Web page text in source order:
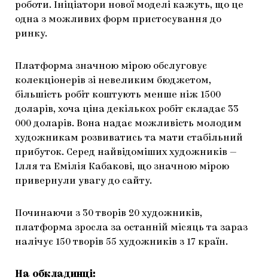
роботи. Ініціатори нової моделі кажуть, що це
одна з можливих форм пристосування до
ринку.
Платформа значною мірою обслуговує
колекціонерів зі невеликим бюджетом,
більшість робіт коштують менше ніж 1500
доларів, хоча ціна декількох робіт складає 33
000 доларів. Вона надає можливість молодим
художникам розвиватись та мати стабільний
прибуток. Серед найвідоміших художників —
Ілля та Емілія Кабакові, що значною мірою
привернули увагу до сайту.
Починаючи з 30 творів 20 художників,
платформа зросла за останній місяць та зараз
налічує 150 творів 55 художників з 17 країн.
На обкладинці: